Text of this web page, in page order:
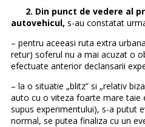
2. Din punct de vedere al
autovehicul, s-au constatat
– pentru aceeasi ruta extra
retur) soferul nu a mai acuzat o
efectuate anterior declansarii
– la o situatie „blitz” si „relativ
auto cu o viteza foarte mare taie
supus experimentului), s-a putut
normal, se putea finaliza cu un